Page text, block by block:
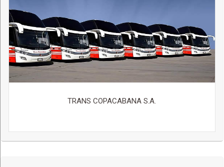
TRANS COPACABANA S.A.